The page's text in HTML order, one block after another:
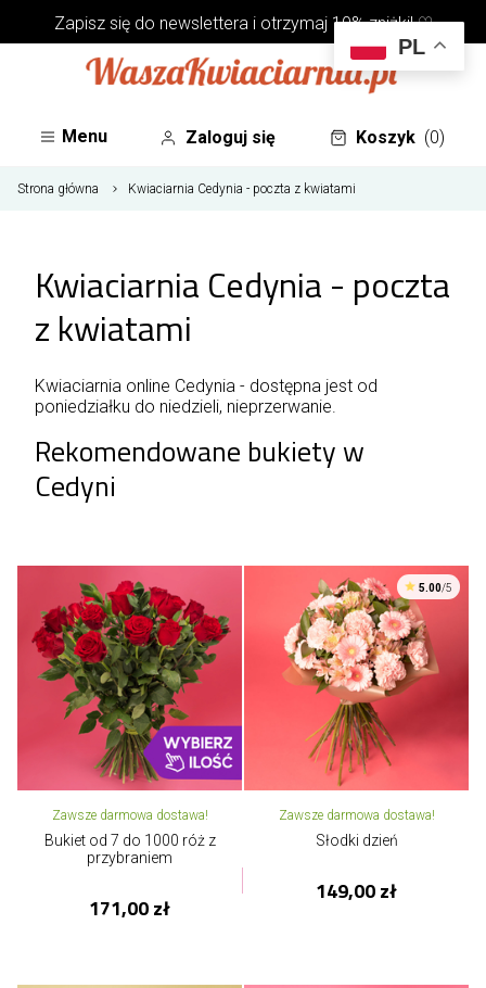
Zapisz się do newsletterai otrzymaj 10% zniżki! ♡
Menu Zaloguj się Koszyk (0)
Strona główna Kwiaciarnia Cedynia - poczta z kwiatami
Kwiaciarnia Cedynia - poczta
z kwiatami
Kwiaciarnia online Cedynia - dostępna jest od
poniedziałku do niedzieli, nieprzerwanie.
Rekomendowane bukiety w
Cedyni
Zawsze darmowa dostawa!
Bukiet od 7 do 1000 róż z
przybraniem
171,00 zł
5.00/5
Zawsze darmowa dostawa!
Słodki dzień
149,00 zł
PL